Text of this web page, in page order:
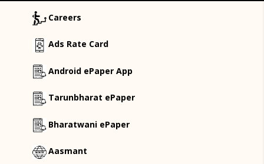
Careers
Ads Rate Card
Android ePaper App
Tarunbharat ePaper
Bharatwani ePaper
Aasmant